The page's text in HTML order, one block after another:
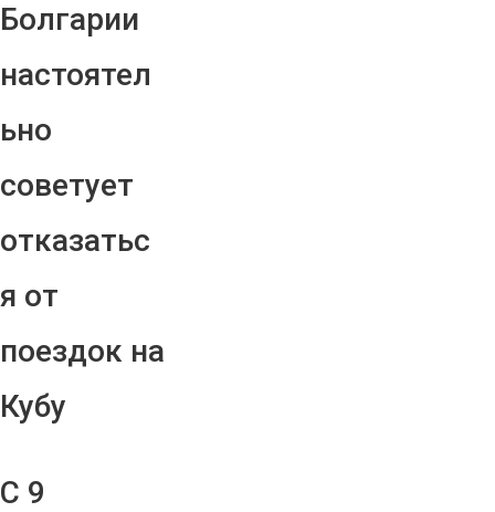
Болгарии
настоятел
ьно
советует
отказатьс
я от
поездок на
Кубу
С 9